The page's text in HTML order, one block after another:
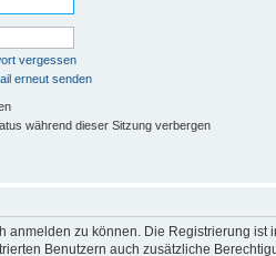
vergessen
erneut senden
während dieser Sitzung verbergen
anmelden zu können. Die Registrierung
Benutzern auch zusätzliche